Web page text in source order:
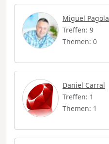
Miguel Pagola
Treffen: 9
Themen: 0
Daniel Carral
Treffen: 1
Themen: 1